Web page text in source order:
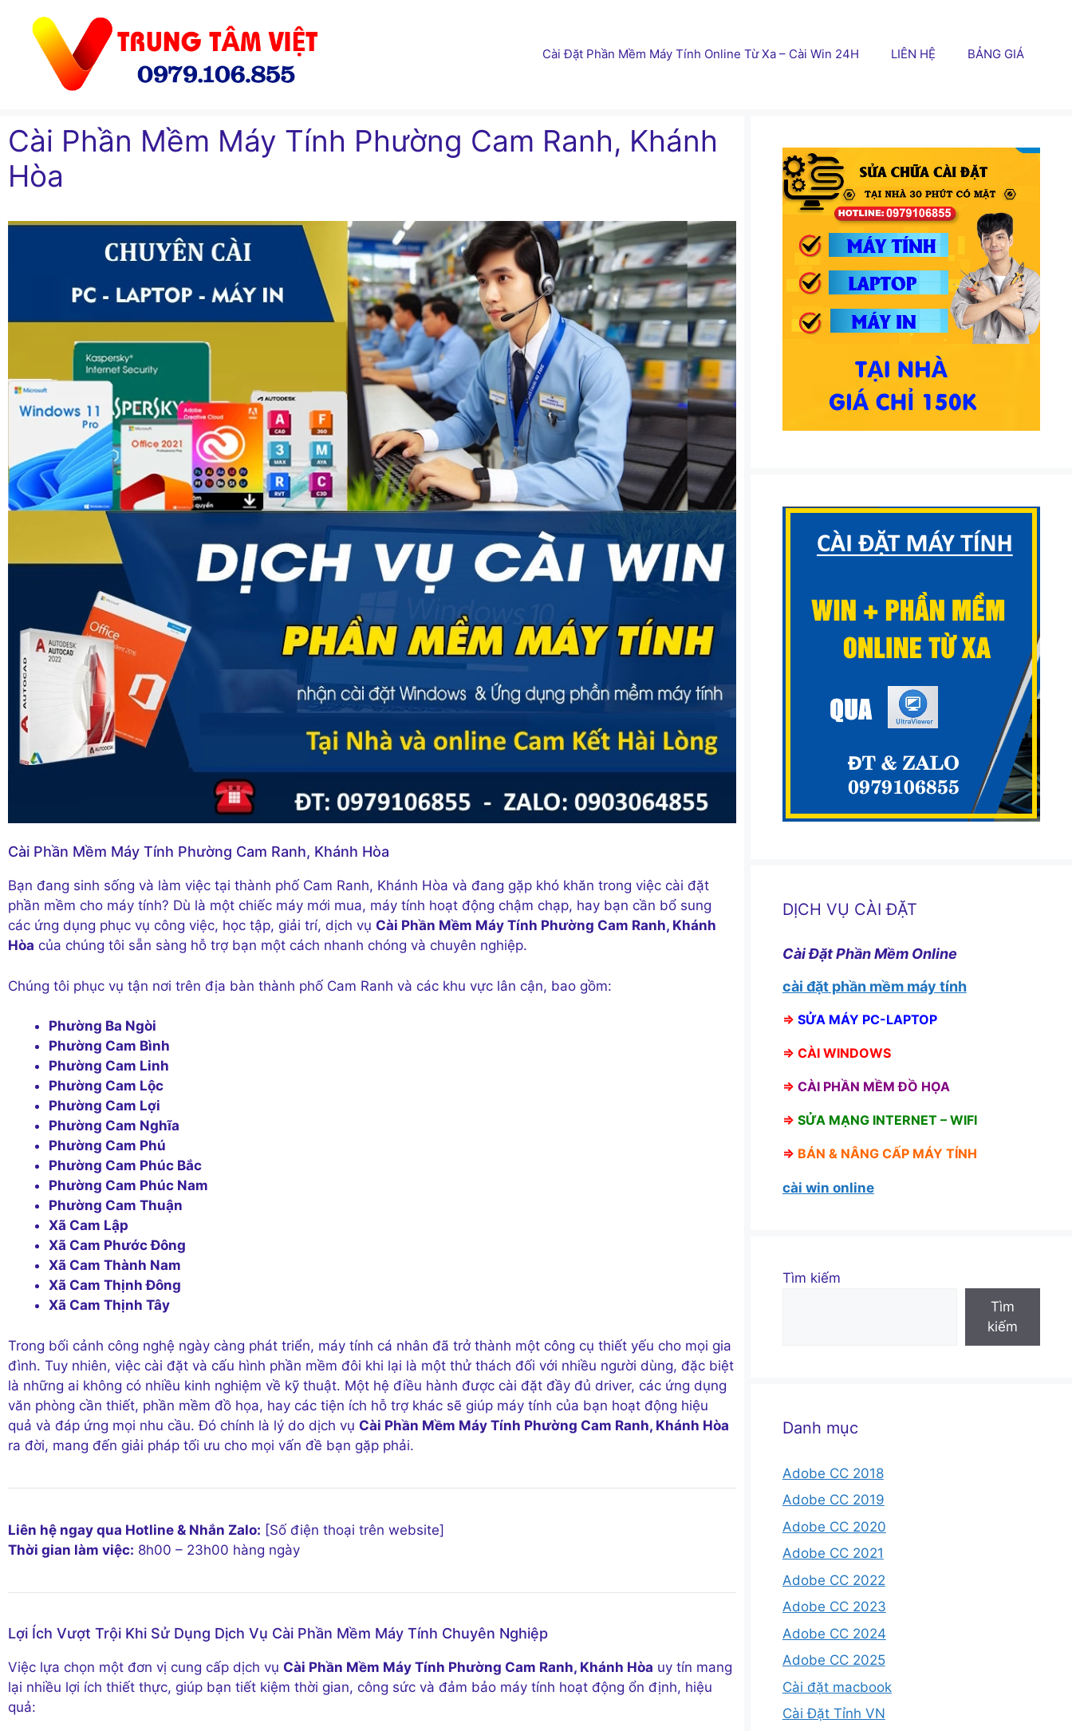
Cài Đặt Phần Mềm Máy Tính Online Từ Xa – Cài Win 24H LIÊN HỆ BẢNG GIÁ
Cài Phần Mềm Máy Tính Phường Cam Ranh, Khánh
Hòa
Cài Phần Mềm Máy Tính Phường Cam Ranh, Khánh Hòa
Bạn đang sinh sống và làm việc tại thành phố Cam Ranh, Khánh Hòa và đang gặp khó khăn trong việc cài đặt
phần mềm cho máy tính? Dù là một chiếc máy mới mua, máy tính hoạt động chậm chạp, hay bạn cần bổ sung
các ứng dụng phục vụ công việc, học tập, giải trí, dịch vụ Cài Phần Mềm Máy Tính Phường Cam Ranh, Khánh
Hòa của chúng tôi sẵn sàng hỗ trợ bạn một cách nhanh chóng và chuyên nghiệp.
Chúng tôi phục vụ tận nơi trên địa bàn thành phố Cam Ranh và các khu vực lân cận, bao gồm:
Phường Ba Ngòi
Phường Cam Bình
Phường Cam Linh
Phường Cam Lộc
Phường Cam Lợi
Phường Cam Nghĩa
Phường Cam Phú
Phường Cam Phúc Bắc
Phường Cam Phúc Nam
Phường Cam Thuận
Xã Cam Lập
Xã Cam Phước Đông
Xã Cam Thành Nam
Xã Cam Thịnh Đông
Xã Cam Thịnh Tây
Trong bối cảnh công nghệ ngày càng phát triển, máy tính cá nhân đã trở thành một công cụ thiết yếu cho mọi gia
đình. Tuy nhiên, việc cài đặt và cấu hình phần mềm đôi khi lại là một thử thách đối với nhiều người dùng, đặc biệt
là những ai không có nhiều kinh nghiệm về kỹ thuật. Một hệ điều hành được cài đặt đầy đủ driver, các ứng dụng
văn phòng cần thiết, phần mềm đồ họa, hay các tiện ích hỗ trợ khác sẽ giúp máy tính của bạn hoạt động hiệu
quả và đáp ứng mọi nhu cầu. Đó chính là lý do dịch vụ Cài Phần Mềm Máy Tính Phường Cam Ranh, Khánh Hòa
ra đời, mang đến giải pháp tối ưu cho mọi vấn đề bạn gặp phải.
Liên hệ ngay qua Hotline & Nhắn Zalo: [Số điện thoại trên website]
Thời gian làm việc: 8h00 – 23h00 hàng ngày
Lợi Ích Vượt Trội Khi Sử Dụng Dịch Vụ Cài Phần Mềm Máy Tính Chuyên Nghiệp
Việc lựa chọn một đơn vị cung cấp dịch vụ Cài Phần Mềm Máy Tính Phường Cam Ranh, Khánh Hòa uy tín mang
lại nhiều lợi ích thiết thực, giúp bạn tiết kiệm thời gian, công sức và đảm bảo máy tính hoạt động ổn định, hiệu
quả:
DỊCH VỤ CÀI ĐẶT
Cài Đặt Phần Mềm Online
cài đặt phần mềm máy tính
⇒ SỬA MÁY PC-LAPTOP
⇒ CÀI WINDOWS
⇒ CÀI PHẦN MỀM ĐỒ HỌA
⇒ SỬA MẠNG INTERNET – WIFI
⇒ BÁN & NÂNG CẤP MÁY TÍNH
cài win online
Tìm kiếm
Tìm
kiếm
Danh mục
Adobe CC 2018
Adobe CC 2019
Adobe CC 2020
Adobe CC 2021
Adobe CC 2022
Adobe CC 2023
Adobe CC 2024
Adobe CC 2025
Cài đặt macbook
Cài Đặt Tỉnh VN